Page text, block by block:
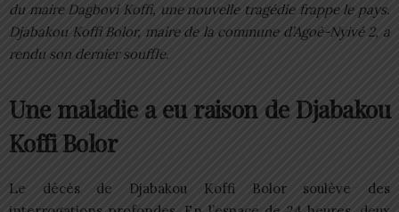
du maire Dagbovi Koffi, une nouvelle tragédie frappe le pays.
Djabakou Koffi Bolor, maire de la commune d’Agoè-Nyivé 2, a
rendu son dernier souffle.
Une maladie a eu raison de Djabakou
Koffi Bolor
Le décès de Djabakou Koffi Bolor soulève des